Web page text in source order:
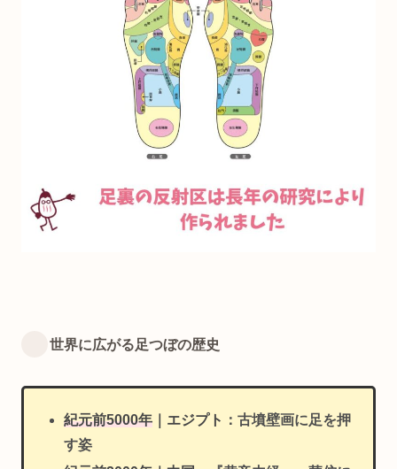
世界に広がる足つぼの歴史
紀元前5000年 ｜エジプト ：古墳壁画に足を押
す姿